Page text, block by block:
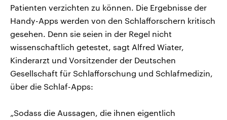
Patienten verzichten zu können. Die Ergebnisse der
Handy-Apps werden von den Schlafforschern kritisch
gesehen. Denn sie seien in der Regel nicht
wissenschaftlich getestet, sagt Alfred Wiater,
Kinderarzt und Vorsitzender der Deutschen
Gesellschaft für Schlafforschung und Schlafmedizin,
über die Schlaf-Apps:
„Sodass die Aussagen, die ihnen eigentlich